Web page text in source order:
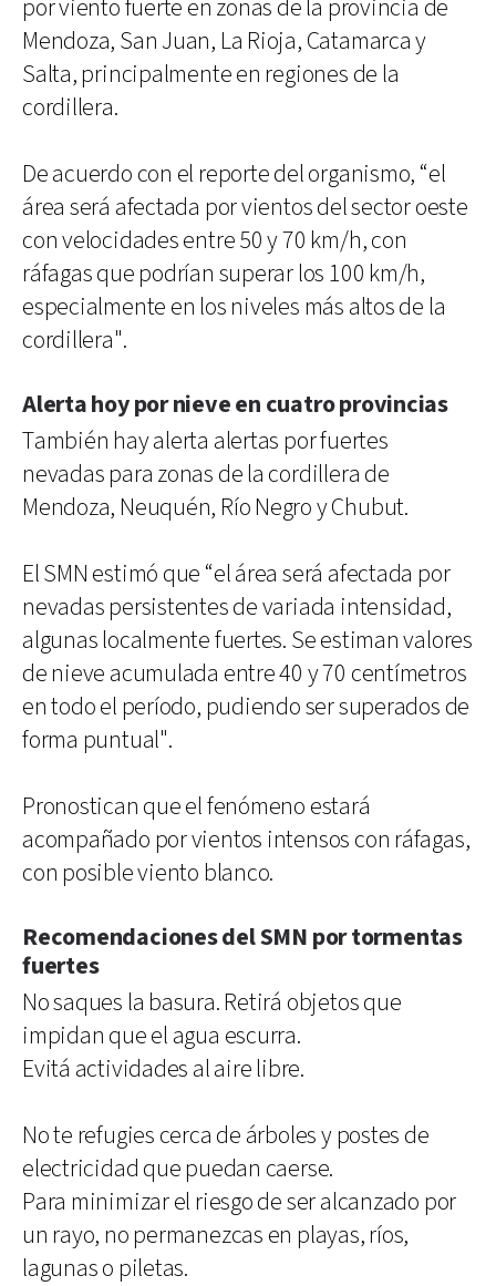
por viento fuerte en zonas de la provincia de
Mendoza, San Juan, La Rioja, Catamarca y
Salta, principalmente en regiones de la
cordillera.
De acuerdo con el reporte del organismo, “el
área será afectada por vientos del sector oeste
con velocidades entre 50 y 70 km/h, con
ráfagas que podrían superar los 100 km/h,
especialmente en los niveles más altos de la
cordillera".
Alerta hoy por nieve en cuatro provincias
También hay alerta alertas por fuertes
nevadas para zonas de la cordillera de
Mendoza, Neuquén, Río Negro y Chubut.
El SMN estimó que “el área será afectada por
nevadas persistentes de variada intensidad,
algunas localmente fuertes. Se estiman valores
de nieve acumulada entre 40 y 70 centímetros
en todo el período, pudiendo ser superados de
forma puntual".
Pronostican que el fenómeno estará
acompañado por vientos intensos con ráfagas,
con posible viento blanco.
Recomendaciones del SMN por tormentas
fuertes
No saques la basura. Retirá objetos que
impidan que el agua escurra.
Evitá actividades al aire libre.
No te refugies cerca de árboles y postes de
electricidad que puedan caerse.
Para minimizar el riesgo de ser alcanzado por
un rayo, no permanezcas en playas, ríos,
lagunas o piletas.